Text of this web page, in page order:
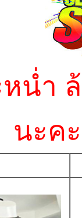
น่ำ
นะ